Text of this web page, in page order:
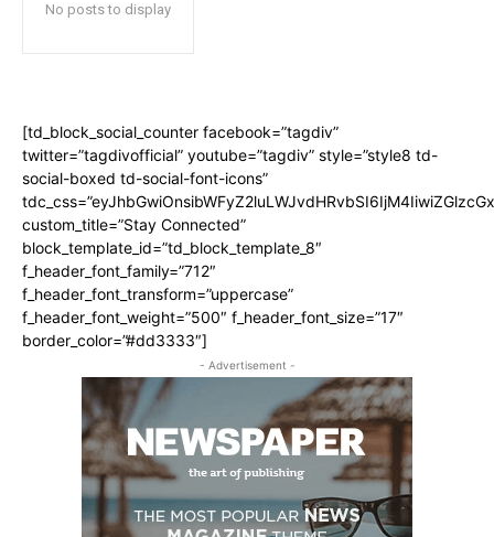
No posts to display
[td_block_social_counter facebook=”tagdiv”
twitter=”tagdivofficial” youtube=”tagdiv” style=”style8 td-
social-boxed td-social-font-icons”
custom_title=”Stay Connected”
block_template_id=”td_block_template_8″
f_header_font_family=”712″
f_header_font_transform=”uppercase”
f_header_font_weight=”500″ f_header_font_size=”17″
border_color=”#dd3333″]
- Advertisement -